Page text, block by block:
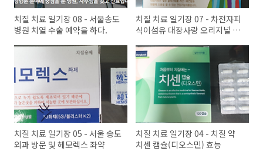
치질 치료 일기장 08 - 서울송도
병원 치열 수술 예약을 하다.
치질 치료 일기장 07 - 차전자피
식이섬유 대장사랑 오리지널 후
치질 치료 일기장 05 - 서울 송도
외과 방문 및 헤모렉스 좌약
치질 치료 일기장 04 - 치질 약
치센 캡슐(디오스민) 효능